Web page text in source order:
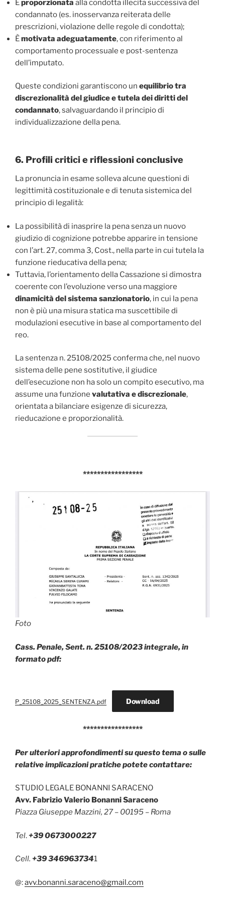
Èproporzionata alla condotta illecita successiva del
condannato (es. inosservanza reiterata delle
prescrizioni, violazione delle regole di condotta);
Èmotivata adeguatamente, con riferimento al
comportamento processuale e post-sentenza
dell’imputato.
Queste condizioni garantiscono un equilibrio tra
discrezionalità del giudice e tutela dei diritti del
condannato, salvaguardando il principio di
individualizzazione della pena.
6. Profili critici e riflessioni conclusive
La pronuncia in esame solleva alcune questioni di
legittimità costituzionale e di tenuta sistemica del
principio di legalità:
La possibilità di inasprire la pena senza un nuovo
giudizio di cognizione potrebbe apparire in tensione
con l’art. 27, comma 3, Cost., nella parte in cui tutela la
funzione rieducativa della pena;
Tuttavia, l’orientamento della Cassazione si dimostra
coerente con l’evoluzione verso una maggiore
dinamicità del sistema sanzionatorio, in cui la pena
non è più una misura statica ma suscettibile di
modulazioni esecutive in base al comportamento del
reo.
La sentenza n. 25108/2025 conferma che, nel nuovo
sistema delle pene sostitutive, il giudice
dell’esecuzione non ha solo un compito esecutivo, ma
assume una funzione valutativa e discrezionale,
orientata a bilanciare esigenze di sicurezza,
rieducazione e proporzionalità.
*****************
Foto
Cass. Penale, Sent. n. 25108/2023 integrale, in
formato pdf:
P_25108_2025_SENTENZA.pdf Download
*****************
Per ulteriori approfondimenti su questo tema o sulle
relative implicazioni pratiche potete contattare:
STUDIO LEGALE BONANNI SARACENO
Avv. Fabrizio Valerio Bonanni Saraceno
Piazza Giuseppe Mazzini, 27 – 00195 – Roma
Tel.+39 0673000227
Cell. +39 3469637341
@:avv.bonanni.saraceno@gmail.com